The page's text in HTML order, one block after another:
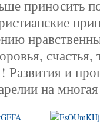
приносить
и
на